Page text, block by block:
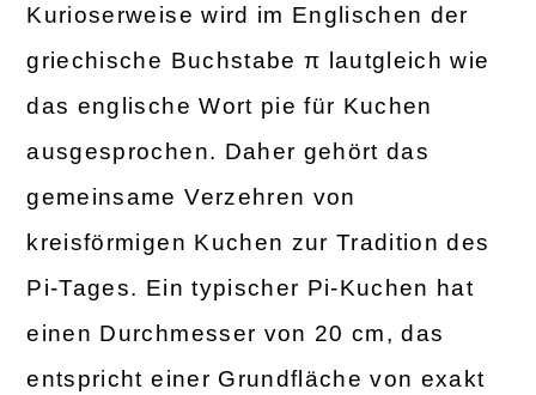
Kurioserweise wird im Englischen der
griechische Buchstabe π lautgleich wie
das englische Wort pie für Kuchen
ausgesprochen. Daher gehört das
gemeinsame Verzehren von
kreisförmigen Kuchen zur Tradition des
Pi-Tages. Ein typischer Pi-Kuchen hat
einen Durchmesser von 20 cm, das
entspricht einer Grundfläche von exakt